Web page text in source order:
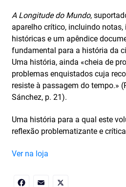
A Longitude do Mundo,
aparelho crítico, incluindo
históricas e um apêndice
fundamental para a história da
Uma história, ainda «cheia de
problemas enquistados cuja
resiste à passagem do tempo.»
Sánchez, p. 21).
Uma história para a qual este
reflexão problematizante e
Ver na loja